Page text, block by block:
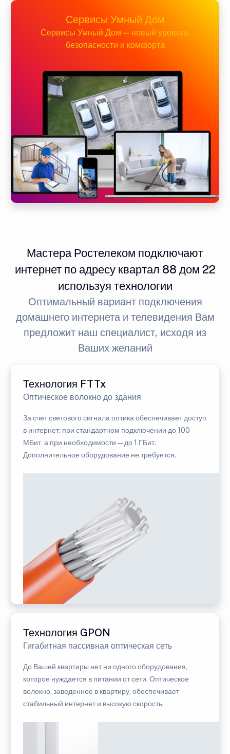
Сервисы Умный Дом
Сервисы Умный Дом — новый уровень
безопасности и комфорта
Мастера Ростелеком подключают
интернет по адресу квартал 88 дом 22
используя технологии
Оптимальный вариант подключения
домашнего интернета и телевидения Вам
предложит наш специалист, исходя из
Ваших желаний
Технология FTTx
Оптическое волокно до здания
За счет светового сигнала оптика обеспечивает доступ
в интернет: при стандартном подключении до 100
МБит, а при необходимости — до 1 ГБит.
Дополнительное оборудование не требуется.
Технология GPON
Гигабитная пассивная оптическая сеть
До Вашей квартиры нет ни одного оборудования,
которое нуждается в питании от сети. Оптическое
волокно, заведенное в квартиру, обеспечивает
стабильный интернет и высокую скорость.